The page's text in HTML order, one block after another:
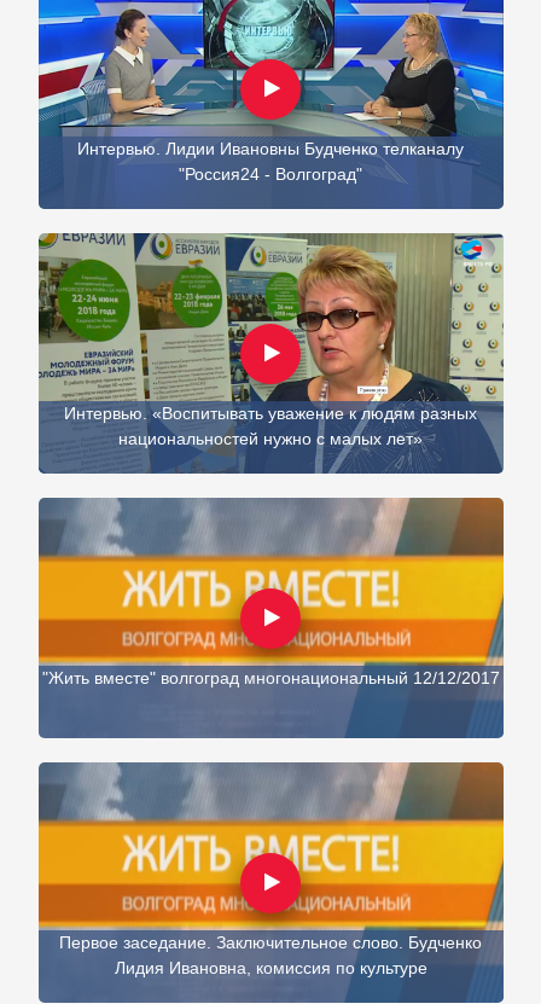
Интервью. Лидии Ивановны Будченко телканалу
"Россия24 - Волгоград"
Интервью. «Воспитывать уважение к людям разных
национальностей нужно с малых лет»
"Жить вместе" волгоград многонациональный 12/12/2017
Первое заседание. Заключительное слово. Будченко
Лидия Ивановна, комиссия по культуре